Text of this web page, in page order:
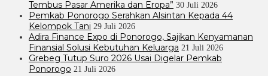
Tembus Pasar Amerika dan Eropa” 30 Juli 2026
Pemkab Ponorogo Serahkan Alsintan Kepada 44
Kelompok Tani 29 Juli 2026
Adira Finance Expo di Ponorogo, Sajikan Kenyamanan
Finansial Solusi Kebutuhan Keluarga 21 Juli 2026
Grebeg Tutup Suro 2026 Usai Digelar Pemkab
Ponorogo 21 Juli 2026